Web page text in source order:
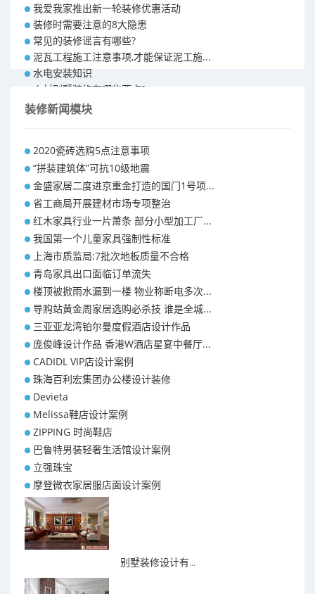
我爱我家推出新一轮装修优惠活动
装修时需要注意的8大隐患
常见的装修谣言有哪些?
泥瓦工程施工注意事项,才能保证泥工施...
水电安装知识
乡村别墅装修有哪些要点?
别墅怎样装修之装修技巧
昆明110平米装修预算 装修报价清单
昆明100平米装修多少钱
装修新闻模块
2020瓷砖选购5点注意事项
“拼装建筑体”可抗10级地震
金盛家居二度进京重金打造的国门1号项...
省工商局开展建材市场专项整治
红木家具行业一片萧条 部分小型加工厂...
我国第一个儿童家具强制性标准
上海市质监局:7批次地板质量不合格
青岛家具出口面临订单流失
楼顶被掀雨水漏到一楼 物业称断电多次...
导购站黄金周家居选购必杀技 谁是全城...
三亚亚龙湾铂尔曼度假酒店设计作品
庞俊峰设计作品 香港W酒店星宴中餐厅...
CADIDL VIP店设计案例
珠海百利宏集团办公楼设计装修
Devieta
Melissa鞋店设计案例
ZIPPING 时尚鞋店
巴鲁特男装轻奢生活馆设计案例
立强珠宝
摩登微衣家居服店面设计案例
别墅装修设计有...